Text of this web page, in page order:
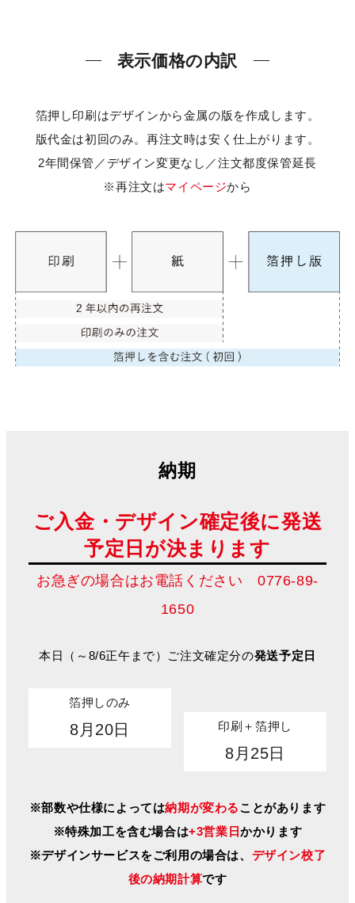
表示価格の内訳
箔押し印刷はデザインから金属の版を作成します。
版代金は初回のみ。再注文時は安く仕上がります。
2年間保管／デザイン変更なし／注文都度保管延長
※再注文はマイページから
納期
ご入金・デザイン確定後に発送
予定日が決まります
お急ぎの場合はお電話ください 0776-89-
1650
本日（～8/6正午まで）ご注文確定分の発送予定日
箔押しのみ
8月20日 印刷＋箔押し
8月25日
※部数や仕様によっては納期が変わることがあります
※特殊加工を含む場合は+3営業日かかります
※デザインサービスをご利用の場合は、 デザイン校了
後の納期計算です